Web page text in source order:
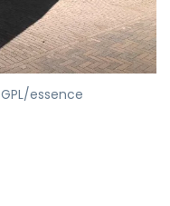
essence